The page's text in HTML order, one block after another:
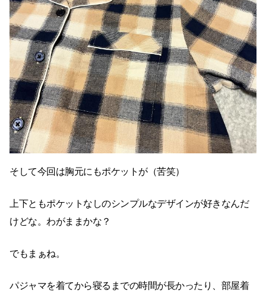
そして今回は胸元にもポケットが（苦笑）
上下ともポケットなしのシンプルなデザインが好きなんだ
けどな。わがままかな？
でもまぁね。
パジャマを着てから寝るまでの時間が長かったり、部屋着